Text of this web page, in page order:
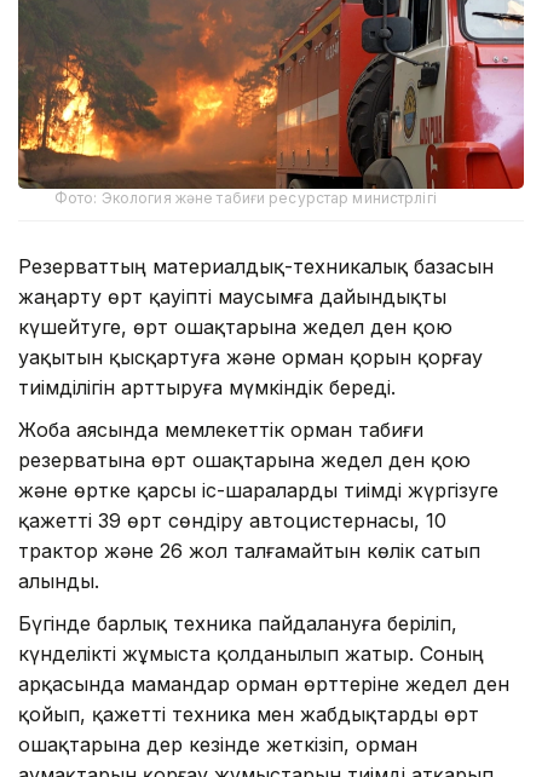
Фото: Экология және табиғи ресурстар министрлігі
Резерваттың материалдық-техникалық базасын
жаңарту өрт қауіпті маусымға дайындықты
күшейтуге, өрт ошақтарына жедел ден қою
уақытын қысқартуға және орман қорын қорғау
тиімділігін арттыруға мүмкіндік береді.
Жоба аясында мемлекеттік орман табиғи
резерватына өрт ошақтарына жедел ден қою
және өртке қарсы іс-шараларды тиімді жүргізуге
қажетті 39 өрт сөндіру автоцистернасы, 10
трактор және 26 жол талғамайтын көлік сатып
алынды.
Бүгінде барлық техника пайдалануға беріліп,
күнделікті жұмыста қолданылып жатыр. Соның
арқасында мамандар орман өрттеріне жедел ден
қойып, қажетті техника мен жабдықтарды өрт
ошақтарына дер кезінде жеткізіп, орман